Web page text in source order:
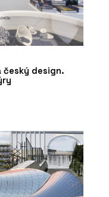
český design.